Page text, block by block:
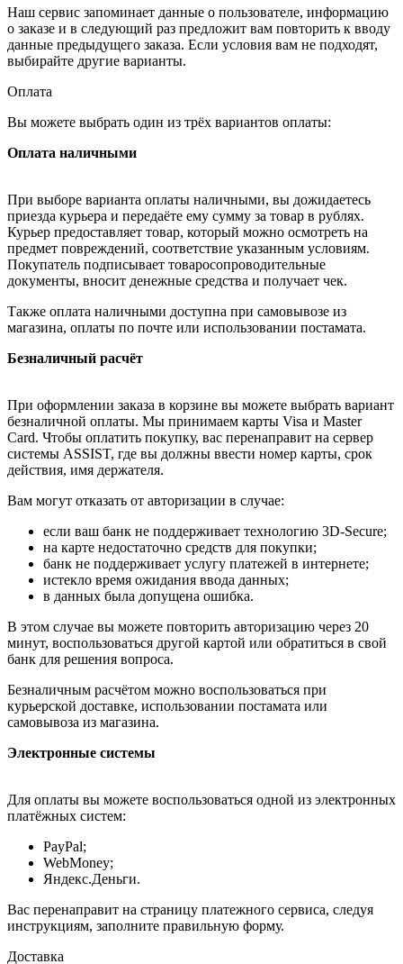
Наш сервис запоминает данные о пользователе, информацию
о заказе и в следующий раз предложит вам повторить к вводу
данные предыдущего заказа. Если условия вам не подходят,
выбирайте другие варианты.
Оплата
Вы можете выбрать один из трёх вариантов оплаты:
Оплата наличными
При выборе варианта оплаты наличными, вы дожидаетесь
приезда курьера и передаёте ему сумму за товар в рублях.
Курьер предоставляет товар, который можно осмотреть на
предмет повреждений, соответствие указанным условиям.
Покупатель подписывает товаросопроводительные
документы, вносит денежные средства и получает чек.
Также оплата наличными доступна при самовывозе из
магазина, оплаты по почте или использовании постамата.
Безналичный расчёт
При оформлении заказа в корзине вы можете выбрать вариант
безналичной оплаты. Мы принимаем карты Visa и Master
Card. Чтобы оплатить покупку, вас перенаправит на сервер
системы ASSIST, где вы должны ввести номер карты, срок
действия, имя держателя.
Вам могут отказать от авторизации в случае:
если ваш банк не поддерживает технологию 3D-Secure;
на карте недостаточно средств для покупки;
банк не поддерживает услугу платежей в интернете;
истекло время ожидания ввода данных;
в данных была допущена ошибка.
В этом случае вы можете повторить авторизацию через 20
минут, воспользоваться другой картой или обратиться в свой
банк для решения вопроса.
Безналичным расчётом можно воспользоваться при
курьерской доставке, использовании постамата или
самовывоза из магазина.
Электронные системы
Для оплаты вы можете воспользоваться одной из электронных
платёжных систем:
PayPal;
WebMoney;
Яндекс.Деньги.
Вас перенаправит на страницу платежного сервиса, следуя
инструкциям, заполните правильную форму.
Доставка